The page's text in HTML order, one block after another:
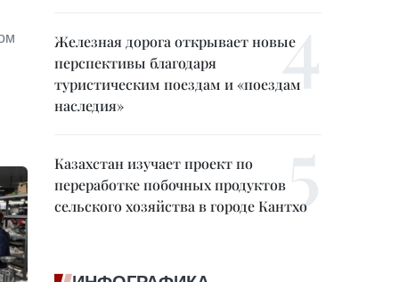
Железная дорога открывает новые
перспективы благодаря
туристическим поездам и «поездам
наследия»
Казахстан изучает проект по
переработке побочных продуктов
сельского хозяйства в городе Кантхо